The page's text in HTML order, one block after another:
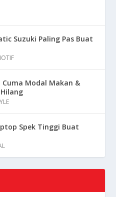
Suzuki Paling Pas Buat
Cuma Modal Makan &
Spek Tinggi Buat